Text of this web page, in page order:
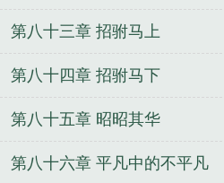
第八十三章 招驸马上
第八十四章 招驸马下
第八十五章 昭昭其华
第八十六章 平凡中的不平凡